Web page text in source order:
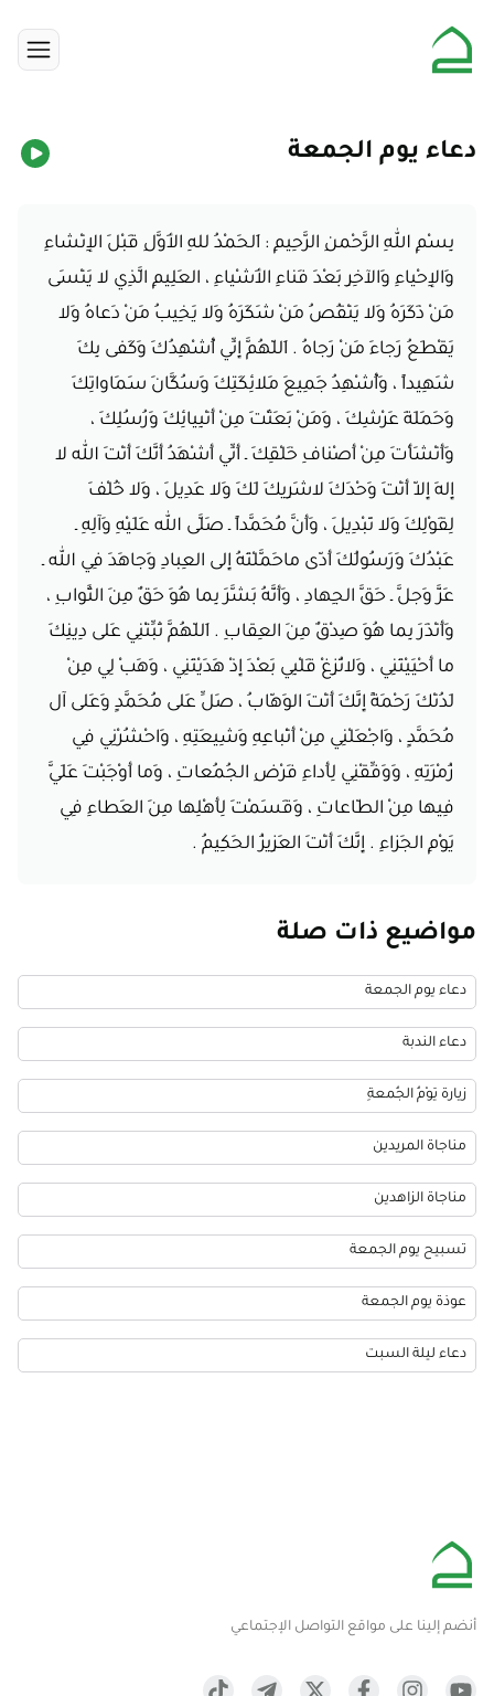
دعاء يوم الجمعة
بِسْمِ اللهِ الرَّحْمنِ الرَّحِيمِ : اَلحَمْدُ للهِ الأَوَّلِ قَبْلَ الإِنْشاءِ
وَالإِحْياءِ وَالآخِرِ بَعْدَ فَناءِ الأَشْياءِ ، العَلِيمِ الَّذِي لا يَنْسَى
مَنْ ذَكَرَهُ وَلا يَنْقُصُ مَنْ شَكَرَهُ وَلا يَخِيبُ مَنْ دَعاهُ وَلا
يَقْطَعُ رَجاءَ مَنْ رَجاهُ . اَللّهُمَّ إِنِّي أُشْهِدُكَ وَكَفى بِكَ
شَهِيداً ، وَأُشْهِدُ جَمِيعَ مَلائِكَتِكَ وَسُكَّانَ سَمَاواتِكَ
وَحَمَلَةَ عَرْشِكَ ، وَمَنْ بَعَثْتَ مِنْ أَنْبِيائِكَ وَرُسُلِكَ ،
وَأَنْشَأْتَ مِنْ أَصْنافِ خَلْقِكَ ـ أَنِّي أَشْهَدُ أَنَّكَ أَنْتَ الله لا
إِلهَ إِلاّ أَنْتَ وَحْدَكَ لاشَرِيكَ لَكَ وَلا عَدِيلَ ، وَلا خُلْفَ
لِقَوْلِكَ وَلا تَبْدِيلَ ، وَأَنَّ مُحَمَّداً ـ صَلَّى الله عَلَيْهِ وَآلِهِ ـ
عَبْدُكَ وَرَسُولُكَ أَدّى ماحَمَّلْتَهُ إِلى العِبادِ وَجاهَدَ فِي الله ـ
عَزَّ وَجلَّ ـ حَقَّ الجِهادِ ، وَأَنَّهُ بَشَّرَ بِما هُوَ حَقٌ مِنَ الثَّوابِ ،
وَأَنْذَرَ بِما هُوَ صِدْقٌ مِنَ العِقابِ . اَللّهُمَّ ثَبِّتْنِي عَلى دِينِكَ
ما أَحْيَيْتَنِي ، وَلاتُزِغْ قَلْبِي بَعْدَ إِذْ هَدَيْتَنِي ، وَهَبْ لِي مِنْ
لَدُنْكَ رَحْمَةً إِنَّكَ أَنْتَ الوَهّابُ ، صَلِّ عَلى مُحَمَّدٍ وَعَلى آل
مُحَمَّدٍ ، وَاجْعَلْنِي مِنْ أَتْباعِهِ وَشِيعَتِهِ ، وَاحْشُرْنِي فِي
زُمْرَتِهِ ، وَوَفِّقْنِي لِأَداءِ فَرْضِ الجُمُعاتِ ، وَما أَوْجَبْتَ عَلَيَّ
فِيها مِنْ الطّاعاتِ ، وَقَسَمْتَ لِأَهْلِها مِنَ العَطاءِ فِي
يَوْمِ الجَزاءِ . إِنَّكَ أَنْت‌َ العَزِيزُ الحَكِيمُ .
مواضيع ذات صلة
دعاء يوم الجمعة
دعاء الندبة
زيارة يَوْمُ الجُمعةِ
مناجاة المريدين
مناجاة الزاهدين
تسبيح يوم الجمعة
عوذة يوم الجمعة
دعاء ليلة السبت
أنضم إلينا على مواقع التواصل الإجتماعي